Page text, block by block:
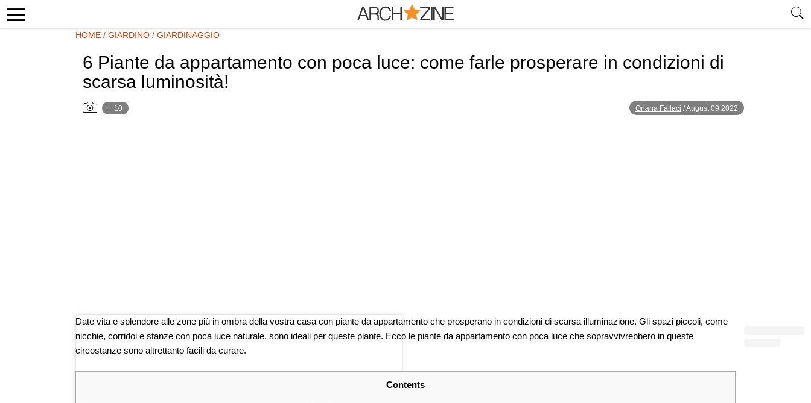
HOME / GIARDINO / GIARDINAGGIO
6 Piante da appartamento con poca luce: come farle prosperare in condizioni di
scarsa luminosità!
+ 10 Oriana Fallaci /August 09 2022
Date vita e splendore alle zone più in ombra della vostra casa con piante da appartamento che prosperano in condizioni di scarsa illuminazione. Gli spazi piccoli, come
nicchie, corridoi e stanze con poca luce naturale, sono ideali per queste piante. Ecco le piante da appartamento con poca luce che sopravvivrebbero in queste
circostanze sono altrettanto facili da curare.
Contents